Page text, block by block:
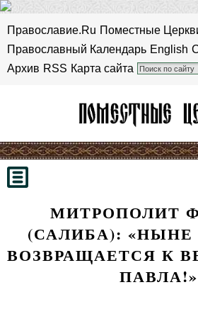
Православие.Ru Поместные
Православный Календарь English
Архив RSS Карта сайта
МИТРОПОЛИТ
(САЛИБА):
ВОЗВРАЩАЕТСЯ К
ПАВЛА!»